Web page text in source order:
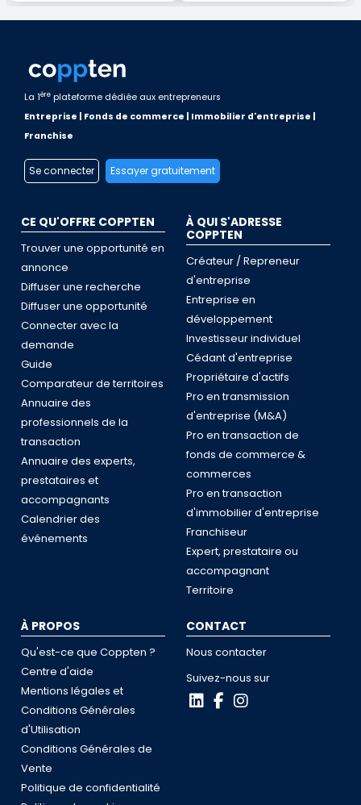
La 1ère plateforme dédiée aux entrepreneurs
Entreprise | Fonds de commerce | Immobilier d'entreprise |
Franchise
Se connecter Essayer gratuitement
CE QU'OFFRE COPPTEN
Trouver une opportunité en
annonce
Diffuser une recherche
Diffuser une opportunité
Connecter avec la
demande
Guide
Comparateur de territoires
Annuaire des
professionnels de la
transaction
Annuaire des experts,
prestataires et
accompagnants
Calendrier des
événements
À QUI S'ADRESSE
COPPTEN
Créateur / Repreneur
d'entreprise
Entreprise en
développement
Investisseur individuel
Cédant d'entreprise
Propriétaire d'actifs
Pro en transmission
d'entreprise (M&A)
Pro en transaction de
fonds de commerce &
commerces
Pro en transaction
d'immobilier d'entreprise
Franchiseur
Expert, prestataire ou
accompagnant
Territoire
À PROPOS
Qu'est-ce que Coppten ?
Centre d'aide
Mentions légales et
Conditions Générales
d'Utilisation
Conditions Générales de
Vente
Politique de confidentialité
CONTACT
Nous contacter
Suivez-nous sur